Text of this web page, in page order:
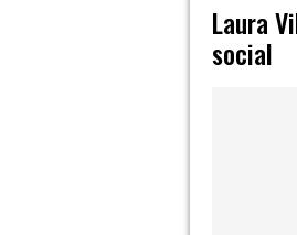
Laura
social